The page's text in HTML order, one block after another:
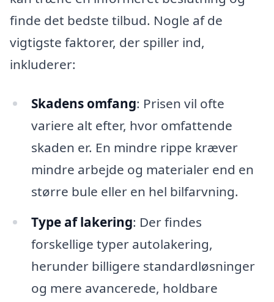
finde det bedste tilbud. Nogle af de
vigtigste faktorer, der spiller ind,
inkluderer:
Skadens omfang: Prisen vil ofte
variere alt efter, hvor omfattende
skaden er. En mindre rippe kræver
mindre arbejde og materialer end en
større bule eller en hel bilfarvning.
Type af lakering: Der findes
forskellige typer autolakering,
herunder billigere standardløsninger
og mere avancerede, holdbare